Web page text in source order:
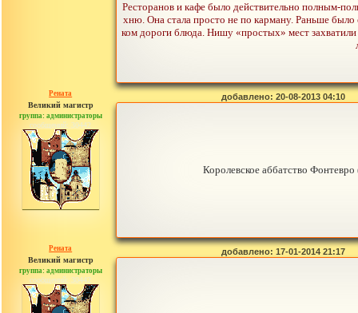
Ресторанов и кафе было действительно полным-
хню. Она стала просто не по карману. Раньше
ком дороги блюда. Нишу «простых» мест
Рената
Великий магистр
группа: администраторы
сообщений: 30442
добавлено: 20-08-2013 04:10
Королевское аббатство
Рената
Великий магистр
группа: администраторы
сообщений: 30442
добавлено: 17-01-2014 21:17